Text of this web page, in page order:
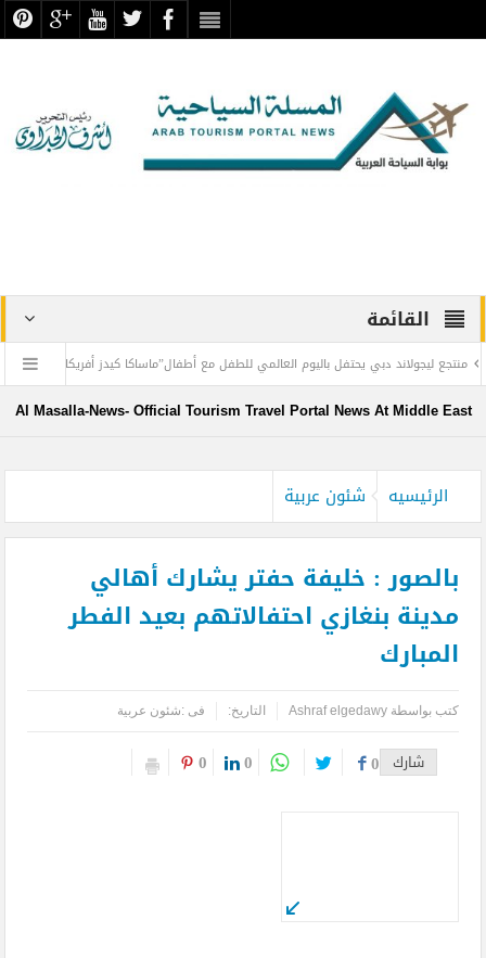
القائمة
دبي يحتفل باليوم العالمي للطفل مع أطفال”ماساكا كيدز أفريكانا”
اليمن
ريحان
طيران الإمارات تسيّر رحلتين مباشرتين يومياً إلى كولومبو أول ديسمبر
Al Masalla-News- Official Tourism Travel Portal News At Middle East
الرئيسيه شئون عربية
بالصور : خليفة حفتر يشارك أهالي
مدينة بنغازي احتفالاتهم بعيد الفطر
المبارك
كتب بواسطةAshraf elgedawy التاريخ: فى :شئون عربية
شارك 0
0
0